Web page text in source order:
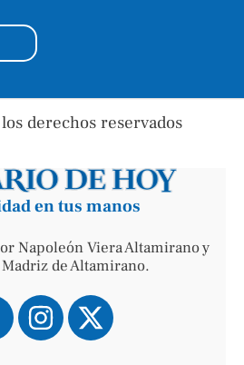
derechos reservados
en tus manos
Napoleón Viera Altamirano y
de Altamirano.